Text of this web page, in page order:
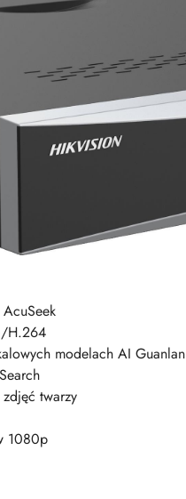
H.264
modelach AI Guanlan
twarzy
1080p